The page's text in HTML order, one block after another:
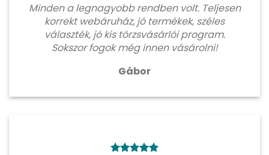
Minden a legnagyobb rendben volt. Teljesen
korrekt webáruház, jó termékek, széles
választék, jó kis törzsvásárlói program.
Sokszor fogok még innen vásárolni!
Gábor